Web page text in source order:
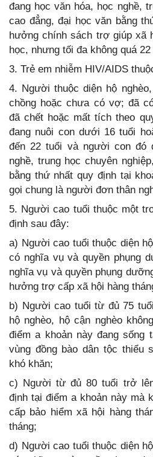
đang học văn hóa, học nghề,
cao đẳng, đại học văn bằng
hưởng chính sách trợ giúp xã
học, nhưng tối đa không quá 22
3. Trẻ em nhiễm HIV/AIDS
4. Người thuộc diện hộ
chồng hoặc chưa có vợ; đã
đã chết hoặc mất tích theo
đang nuôi con dưới 16 tuổi
đến 22 tuổi và người con đó
nghề, trung học chuyên
bằng thứ nhất quy định tại
gọi chung là người đơn thân
5. Người cao tuổi thuộc một
định sau đây:
a) Người cao tuổi thuộc diện
có nghĩa vụ và quyền phụng
nghĩa vụ và quyền phụng
hưởng trợ cấp xã hội hàng
b) Người cao tuổi từ đủ 75
hộ nghèo, hộ cận nghèo
điểm a khoản này đang sống
vùng đồng bào dân tộc thiểu
khó khăn;
c) Người từ đủ 80 tuổi trở
định tại điểm a khoản này mà
cấp bảo hiểm xã hội hàng
tháng;
d) Người cao tuổi thuộc diện